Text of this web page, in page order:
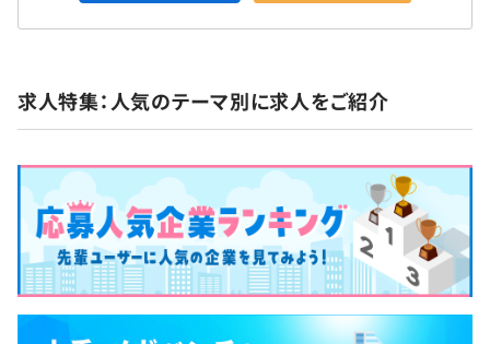
求人特集：人気のテーマ別に求人をご紹介